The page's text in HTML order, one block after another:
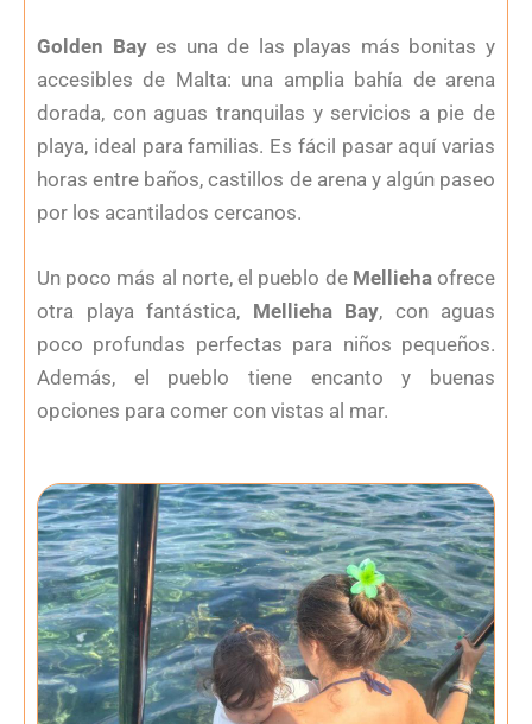
Golden Bayes una de las playas más bonitas y
accesibles de Malta: una amplia bahía de arena
dorada, con aguas tranquilas y servicios a pie de
playa, ideal para familias. Es fácil pasar aquí varias
horas entre baños, castillos de arena y algún paseo
por los acantilados cercanos.
Un poco más al norte, el pueblo de Melliehaofrece
otra playa fantástica, Mellieha Bay, con aguas
poco profundas perfectas para niños pequeños.
Además, el pueblo tiene encanto y buenas
opciones para comer con vistas al mar.